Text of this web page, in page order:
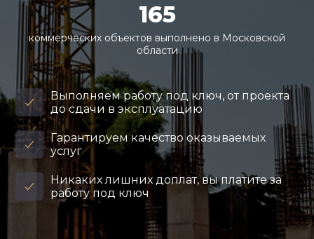
165
коммерческих объектов выполнено в Московской
области
Выполняем работу под ключ, от проекта
до сдачи в эксплуатацию
Гарантируем качество оказываемых
услуг
Никаких лишних доплат, вы платите за
работу под ключ